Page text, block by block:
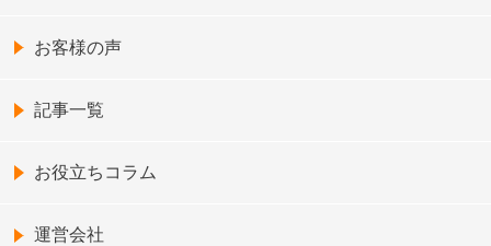
お客様の声
記事一覧
お役立ちコラム
運営会社